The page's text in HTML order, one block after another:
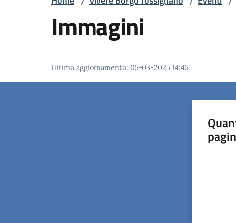
Immagini
Ultimo aggiornamento: 05-03-2025 14:45